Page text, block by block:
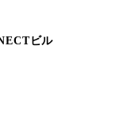
ビル